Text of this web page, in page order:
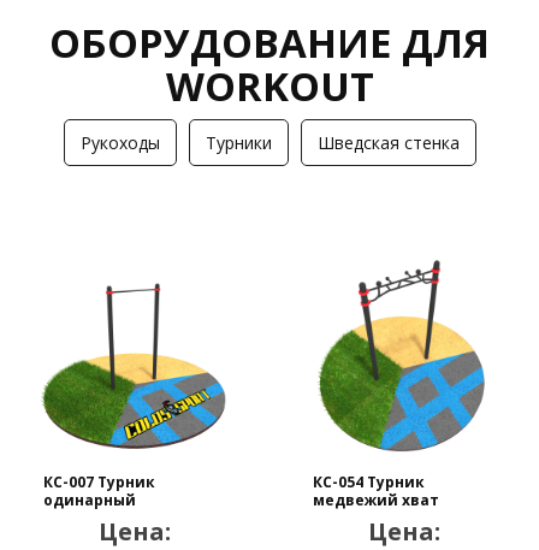
ОБОРУДОВАНИЕ ДЛЯ
WORKOUT
Рукоходы Турники Шведская стенка
КС-007 Турник
одинарный
Цена:
КС-054 Турник
медвежий хват
Цена: